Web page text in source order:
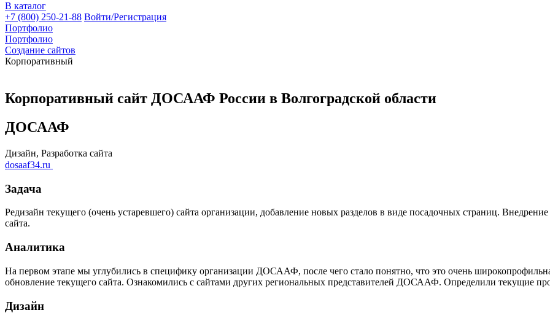
В каталог
+7 (800) 250-21-88 Войти/Регистрация
Портфолио
Портфолио
Создание сайтов
Корпоративный
Корпоративный сайт ДОСААФ России в Волгоградской области
ДОСААФ
Дизайн, Разработка сайта
dosaaf34.ru
Задача
Редизайн текущего (очень устаревшего) сайта организации, добавление новых разделов в виде посадочных страниц.
сайта.
Аналитика
На первом этапе мы углубились в специфику организации ДОСААФ, после чего стало понятно, что это очень
обновление текущего сайта. Ознакомились с сайтами других региональных представителей ДОСААФ. Определили текущие
Дизайн